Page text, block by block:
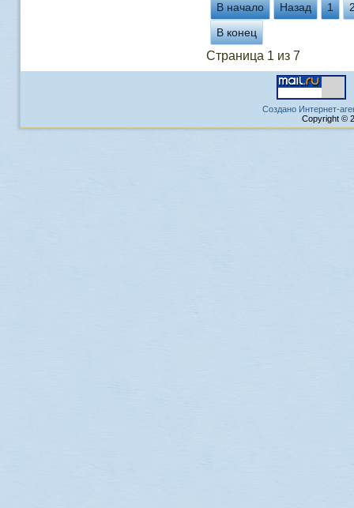
В начало Назад 1
В конец
Страница 1 из 7
Создано Интернет-
Copyright ©